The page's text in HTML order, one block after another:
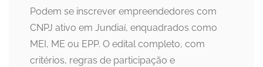
Podem se inscrever empreendedores com
CNPJ ativo em Jundiaí, enquadrados como
MEI, ME ou EPP. O edital completo, com
critérios, regras de participação e